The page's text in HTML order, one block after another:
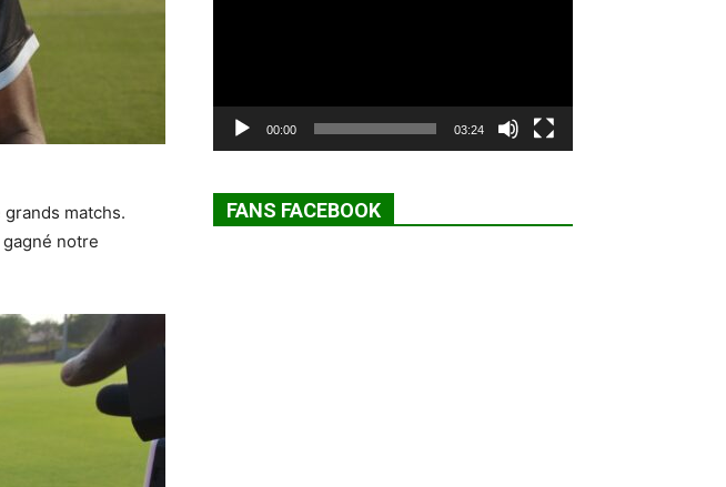
matchs.
notre
00:00 03:24
FANS FACEBOOK